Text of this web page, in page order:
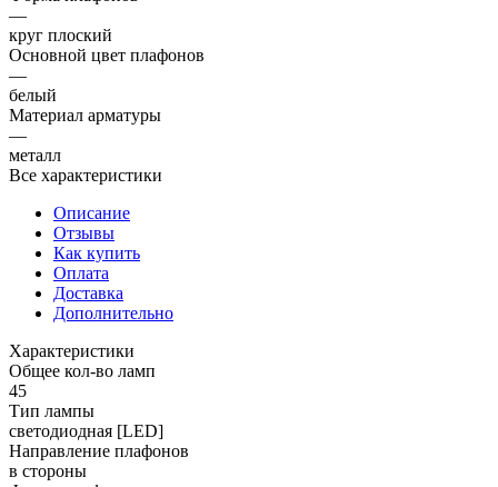
—
круг плоский
Основной цвет плафонов
—
белый
Материал арматуры
—
металл
Все характеристики
Описание
Отзывы
Как купить
Оплата
Доставка
Дополнительно
Характеристики
Общее кол-во ламп
45
Тип лампы
светодиодная [LED]
Направление плафонов
в стороны